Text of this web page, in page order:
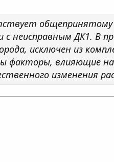
общепринятому
неисправным ДК1. В
исключен из
факторы, влияющие
изменения